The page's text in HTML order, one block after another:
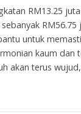
RM13.25
RM56.75
untuk
kaum dan
akan terus